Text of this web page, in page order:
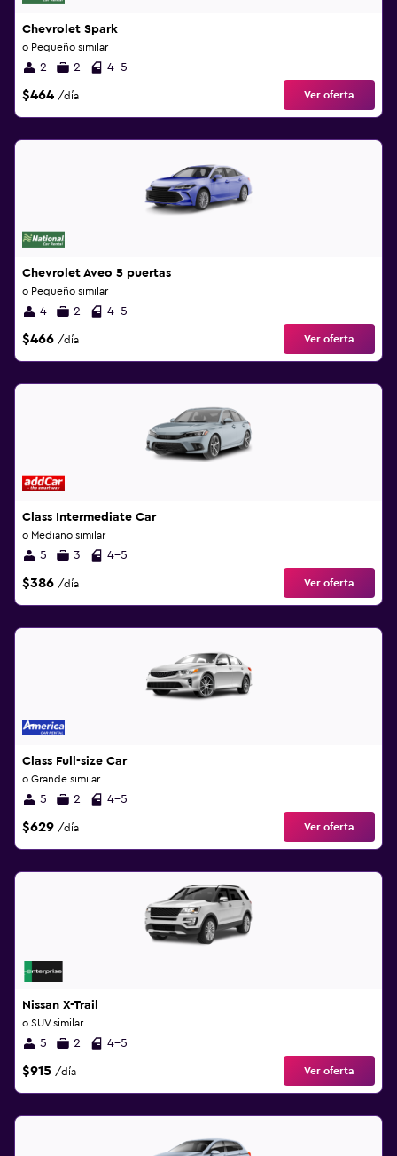
Chevrolet Spark
o Pequeño similar
2 2 4-5
$464 /día Ver oferta
Chevrolet Aveo 5 puertas
o Pequeño similar
4 2 4-5
$466 /día Ver oferta
Class Intermediate Car
o Mediano similar
5 3 4-5
$386 /día Ver oferta
Class Full-size Car
o Grande similar
5 2 4-5
$629 /día Ver oferta
Nissan X-Trail
o SUV similar
5 2 4-5
$915 /día Ver oferta